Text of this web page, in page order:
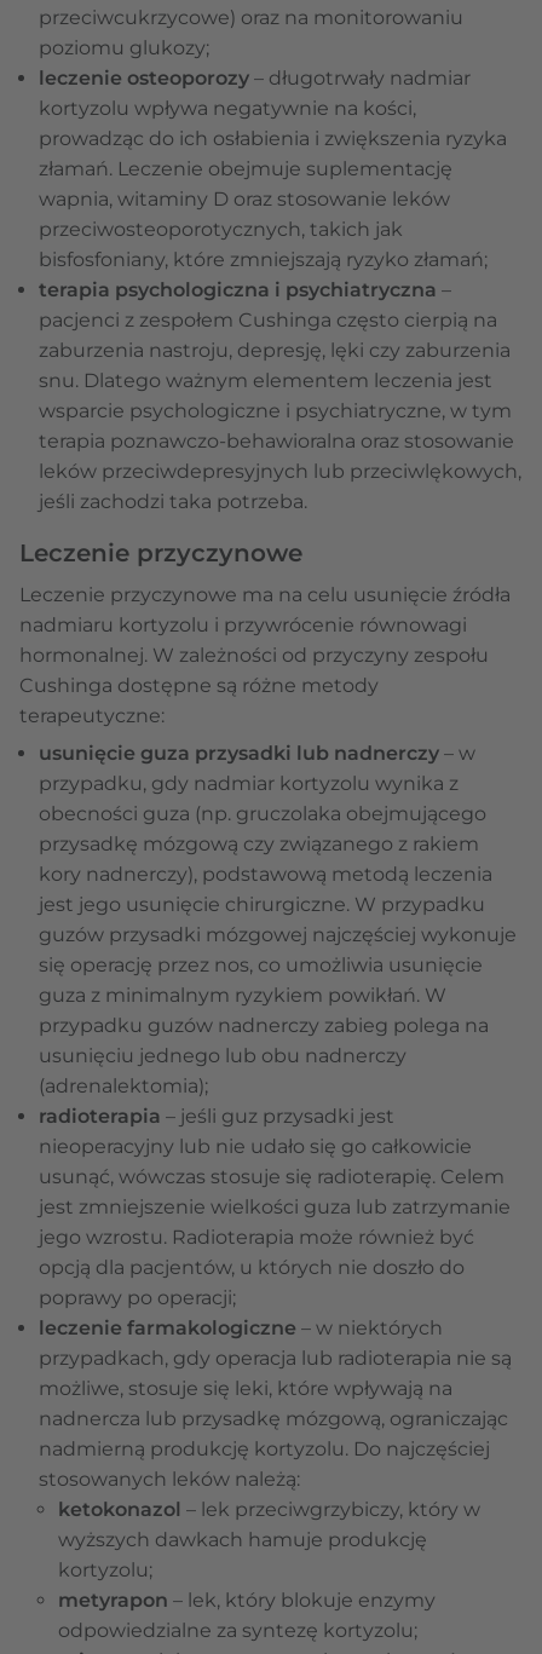
przeciwcukrzycowe) oraz na monitorowaniu
poziomu glukozy;
leczenie osteoporozy – długotrwały nadmiar
kortyzolu wpływa negatywnie na kości,
prowadząc do ich osłabienia i zwiększenia ryzyka
złamań. Leczenie obejmuje suplementację
wapnia, witaminy D oraz stosowanie leków
przeciwosteoporotycznych, takich jak
bisfosfoniany, które zmniejszają ryzyko złamań;
terapia psychologiczna i psychiatryczna –
pacjenci z zespołem Cushinga często cierpią na
zaburzenia nastroju, depresję, lęki czy zaburzenia
snu. Dlatego ważnym elementem leczenia jest
wsparcie psychologiczne i psychiatryczne, w tym
terapia poznawczo-behawioralna oraz stosowanie
leków przeciwdepresyjnych lub przeciwlękowych,
jeśli zachodzi taka potrzeba.
Leczenie przyczynowe
Leczenie przyczynowe ma na celu usunięcie źródła
nadmiaru kortyzolu i przywrócenie równowagi
hormonalnej. W zależności od przyczyny zespołu
Cushinga dostępne są różne metody
terapeutyczne:
usunięcie guza przysadki lub nadnerczy – w
przypadku, gdy nadmiar kortyzolu wynika z
obecności guza (np. gruczolaka obejmującego
przysadkę mózgową czy związanego z rakiem
kory nadnerczy), podstawową metodą leczenia
jest jego usunięcie chirurgiczne. W przypadku
guzów przysadki mózgowej najczęściej wykonuje
się operację przez nos, co umożliwia usunięcie
guza z minimalnym ryzykiem powikłań. W
przypadku guzów nadnerczy zabieg polega na
usunięciu jednego lub obu nadnerczy
(adrenalektomia);
radioterapia – jeśli guz przysadki jest
nieoperacyjny lub nie udało się go całkowicie
usunąć, wówczas stosuje się radioterapię. Celem
jest zmniejszenie wielkości guza lub zatrzymanie
jego wzrostu. Radioterapia może również być
opcją dla pacjentów, u których nie doszło do
poprawy po operacji;
leczenie farmakologiczne – w niektórych
przypadkach, gdy operacja lub radioterapia nie są
możliwe, stosuje się leki, które wpływają na
nadnercza lub przysadkę mózgową, ograniczając
nadmierną produkcję kortyzolu. Do najczęściej
stosowanych leków należą:
ketokonazol – lek przeciwgrzybiczy, który w
wyższych dawkach hamuje produkcję
kortyzolu;
metyrapon – lek, który blokuje enzymy
odpowiedzialne za syntezę kortyzolu;